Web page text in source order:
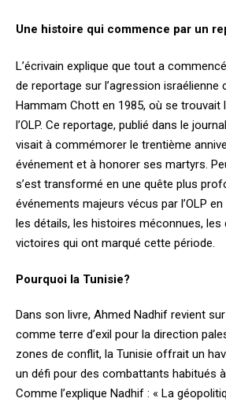
Une histoire qui commence par un
L’écrivain explique que tout a
de reportage sur l’agression israélienne
Hammam Chott en 1985, où se trouvait
l’OLP. Ce reportage, publié dans le
visait à commémorer le trentième
événement et à honorer ses martyrs.
s’est transformé en une quête plus
événements majeurs vécus par l’OLP
les détails, les histoires méconnues, les
victoires qui ont marqué cette période.
Pourquoi la Tunisie?
Dans son livre, Ahmed Nadhif revient
comme terre d’exil pour la direction
zones de conflit, la Tunisie offrait un
un défi pour des combattants habitués
Comme l’explique Nadhif : « La